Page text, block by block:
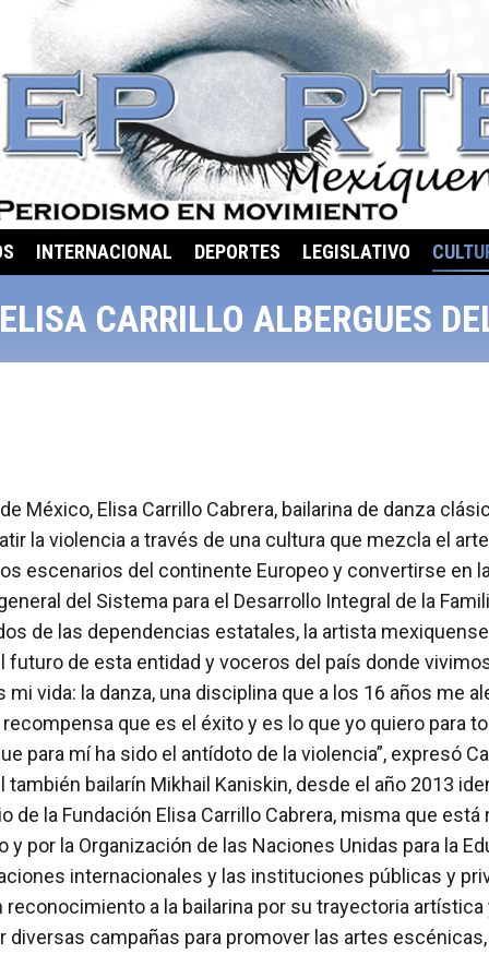
INTERNACIONAL DEPORTES LEGISLATIVO
CARRILLO ALBERGUES
México, Elisa Carrillo Cabrera, bailarina de danza
la violencia a través de una cultura que mezcla el
escenarios del continente Europeo y convertirse en
del Sistema para el Desarrollo Integral de la
de las dependencias estatales, la artista
de esta entidad y voceros del país donde
vida: la danza, una disciplina que a los 16 años me
que es el éxito y es lo que yo quiero para
para mí ha sido el antídoto de la violencia”, expresó
bailarín Mikhail Kaniskin, desde el año 2013
la Fundación Elisa Carrillo Cabrera, misma que
por la Organización de las Naciones Unidas para la
internacionales y las instituciones públicas y
reconocimiento a la bailarina por su trayectoria
campañas para promover las artes